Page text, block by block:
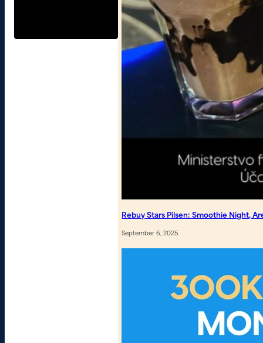
Rebuy Stars Pilsen: Smoothie Night,
September 6, 2025